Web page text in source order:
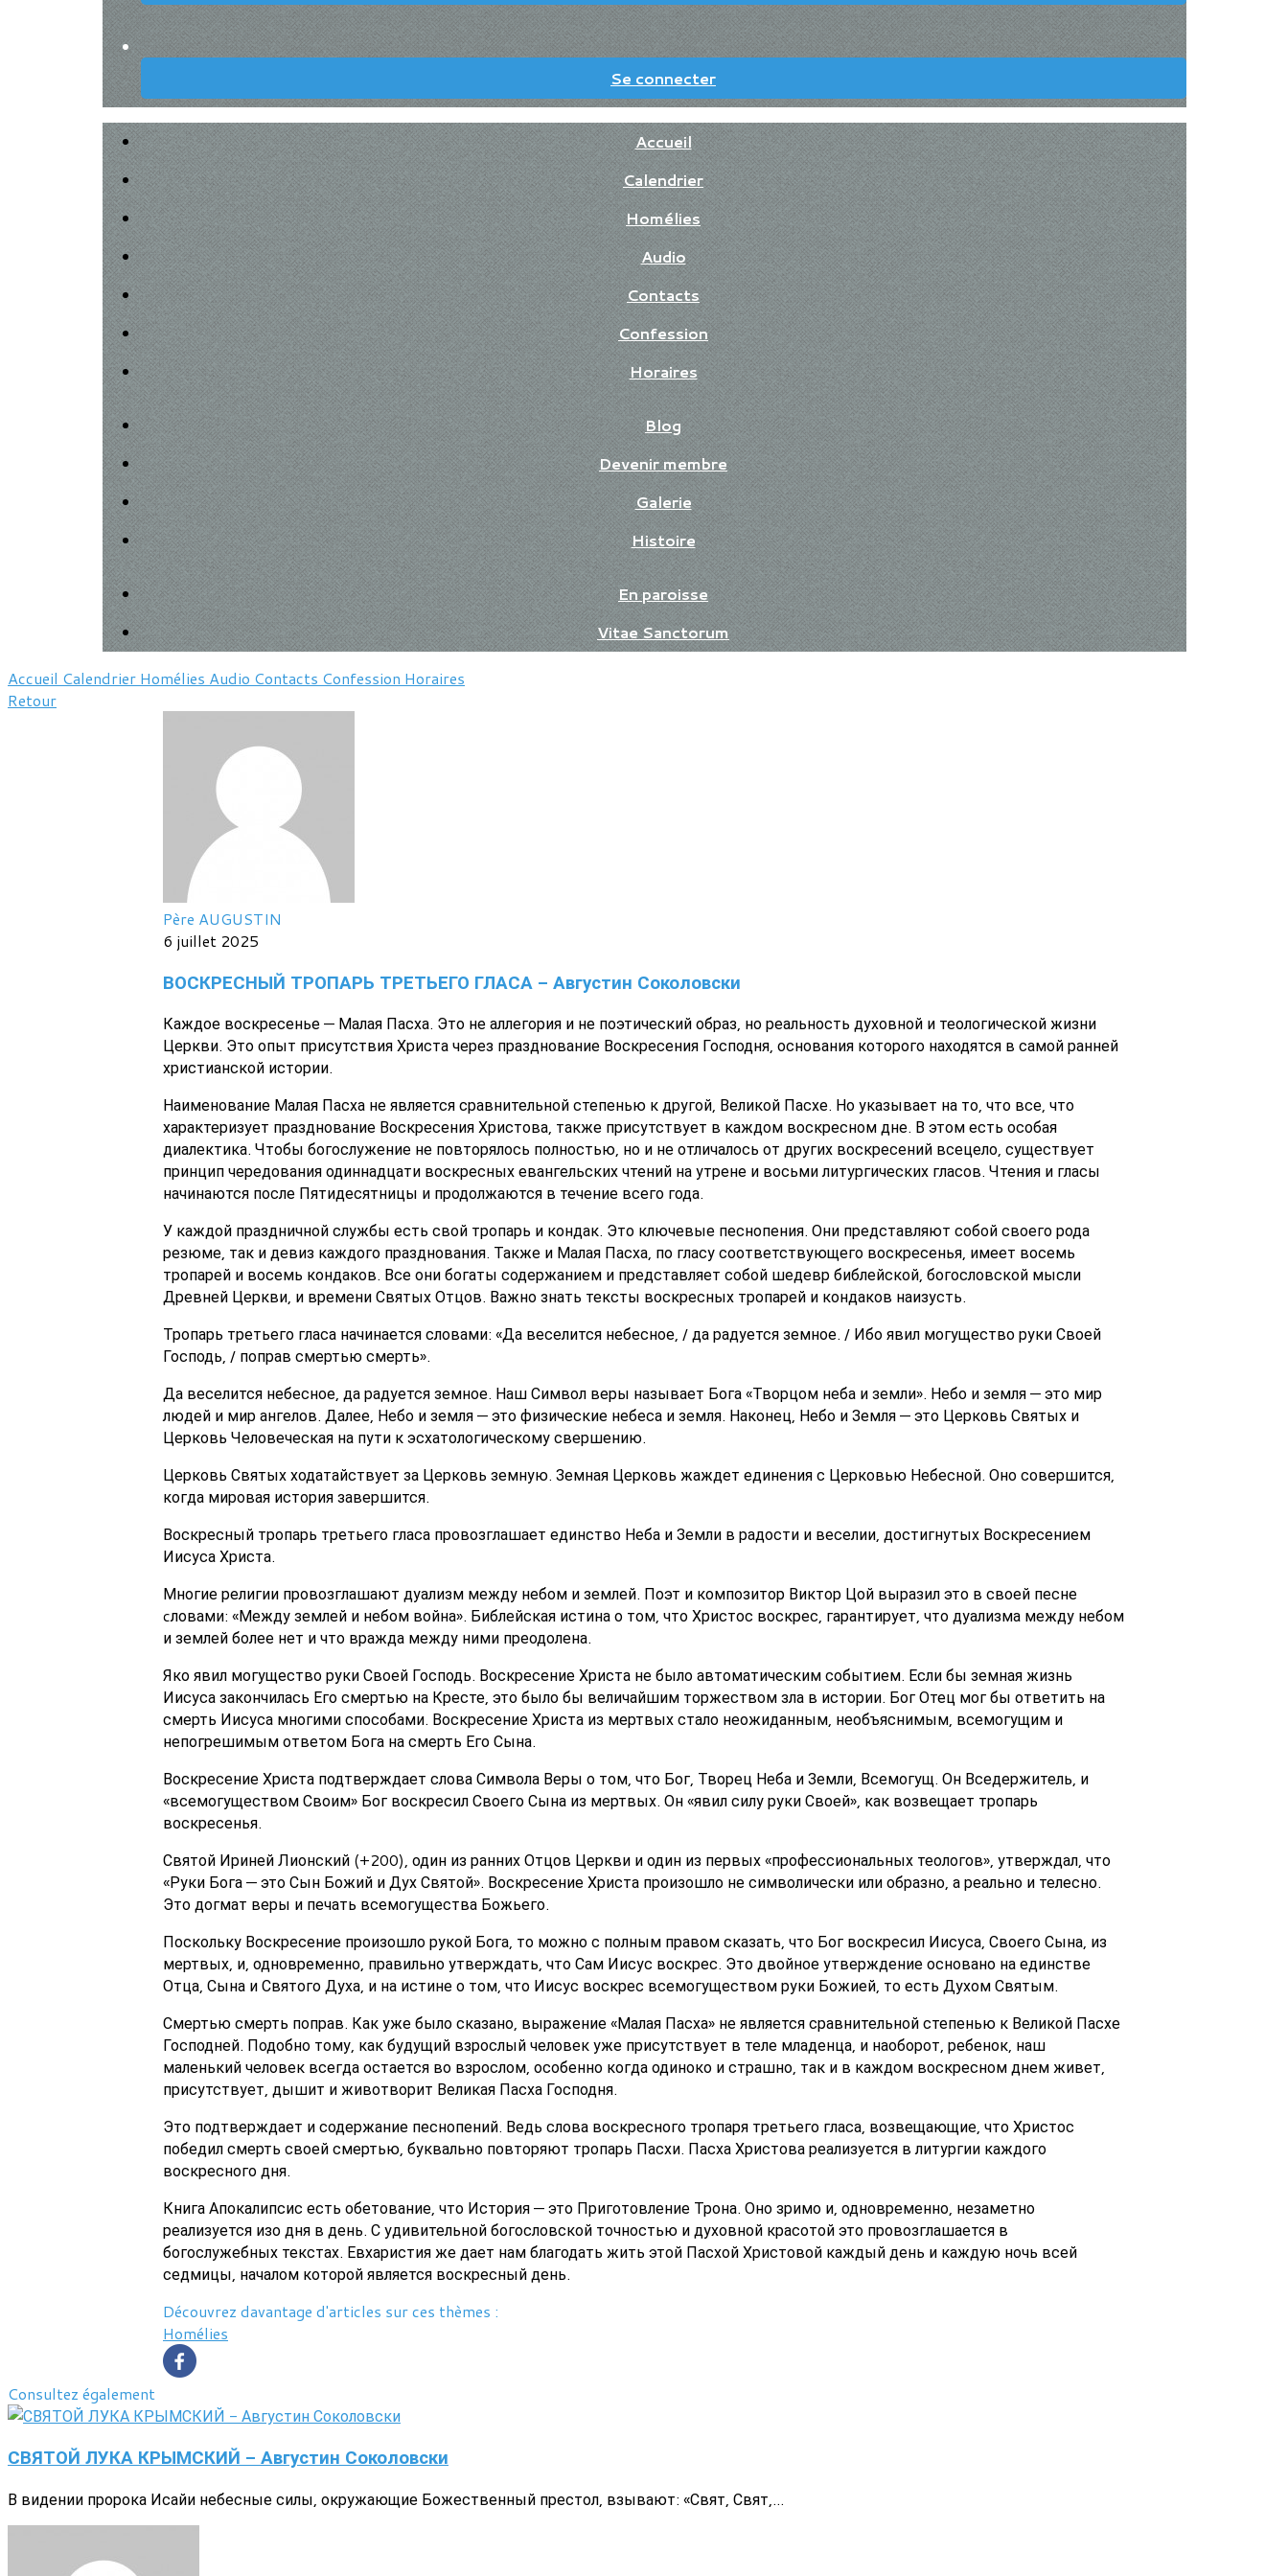
Se connecter
Accueil
Calendrier
Homélies
Audio
Contacts
Confession
Horaires
Blog
Devenir membre
Galerie
Histoire
En paroisse
Vitae Sanctorum
Accueil Calendrier Homélies Audio Contacts Confession Horaires
Retour
Père AUGUSTIN
6 juillet 2025
ВОСКРЕСНЫЙ ТРОПАРЬ ТРЕТЬЕГО ГЛАСА - Августин Соколовски
Каждое воскресенье — Малая Пасха. Это не аллегория и не поэтический образ, но реальность духовной и теологической жизни
Церкви. Это опыт присутствия Христа через празднование Воскресения Господня, основания которого находятся в самой ранней
христианской истории.
Наименование Малая Пасха не является сравнительной степенью к другой, Великой Пасхе. Но указывает на то, что все, что
характеризует празднование Воскресения Христова, также присутствует в каждом воскресном дне. В этом есть особая
диалектика. Чтобы богослужение не повторялось полностью, но и не отличалось от других воскресений всецело, существует
принцип чередования одиннадцати воскресных евангельских чтений на утрене и восьми литургических гласов. Чтения и гласы
начинаются после Пятидесятницы и продолжаются в течение всего года.
У каждой праздничной службы есть свой тропарь и кондак. Это ключевые песнопения. Они представляют собой своего рода
резюме, так и девиз каждого празднования. Также и Малая Пасха, по гласу соответствующего воскресенья, имеет восемь
тропарей и восемь кондаков. Все они богаты содержанием и представляет собой шедевр библейской, богословской мысли
Древней Церкви, и времени Святых Отцов. Важно знать тексты воскресных тропарей и кондаков наизусть.
Тропарь третьего гласа начинается словами: «Да веселится небесное, / да радуется земное. / Ибо явил могущество руки Своей
Господь, / поправ смертью смерть».
Да веселится небесное, да радуется земное. Наш Символ веры называет Бога «Творцом неба и земли». Небо и земля — это мир
людей и мир ангелов. Далее, Небо и земля — это физические небеса и земля. Наконец, Небо и Земля — это Церковь Святых и
Церковь Человеческая на пути к эсхатологическому свершению.
Церковь Святых ходатайствует за Церковь земную. Земная Церковь жаждет единения с Церковью Небесной. Оно совершится,
когда мировая история завершится.
Воскресный тропарь третьего гласа провозглашает единство Неба и Земли в радости и веселии, достигнутых Воскресением
Иисуса Христа.
Многие религии провозглашают дуализм между небом и землей. Поэт и композитор Виктор Цой выразил это в своей песне
cловами: «Между землей и небом война». Библейская истина о том, что Христос воскрес, гарантирует, что дуализма между небом
и землей более нет и что вражда между ними преодолена.
Яко явил могущество руки Своей Господь. Воскресение Христа не было автоматическим событием. Если бы земная жизнь
Иисуса закончилась Его смертью на Кресте, это было бы величайшим торжеством зла в истории. Бог Отец мог бы ответить на
смерть Иисуса многими способами. Воскресение Христа из мертвых стало неожиданным, необъяснимым, всемогущим и
непогрешимым ответом Бога на смерть Его Сына.
Воскресение Христа подтверждает слова Символа Веры о том, что Бог, Творец Неба и Земли, Всемогущ. Он Вседержитель, и
«всемогуществом Своим» Бог воскресил Своего Сына из мертвых. Он «явил силу руки Своей», как возвещает тропарь
воскресенья.
Святой Ириней Лионский (+200), один из ранних Отцов Церкви и один из первых «профессиональных теологов», утверждал, что
«Руки Бога — это Сын Божий и Дух Святой». Воскресение Христа произошло не символически или образно, а реально и телесно.
Это догмат веры и печать всемогущества Божьего.
Поскольку Воскресение произошло рукой Бога, то можно с полным правом сказать, что Бог воскресил Иисуса, Своего Сына, из
мертвых, и, одновременно, правильно утверждать, что Сам Иисус воскрес. Это двойное утверждение основано на единстве
Отца, Сына и Святого Духа, и на истине о том, что Иисус воскрес всемогуществом руки Божией, то есть Духом Святым.
Смертью смерть поправ. Как уже было сказано, выражение «Малая Пасха» не является сравнительной степенью к Великой Пасхе
Господней. Подобно тому, как будущий взрослый человек уже присутствует в теле младенца, и наоборот, ребенок, наш
маленький человек всегда остается во взрослом, особенно когда одиноко и страшно, так и в каждом воскресном днем живет,
присутствует, дышит и животворит Великая Пасха Господня.
Это подтверждает и содержание песнопений. Ведь слова воскресного тропаря третьего гласа, возвещающие, что Христос
победил смерть своей смертью, буквально повторяют тропарь Пасхи. Пасха Христова реализуется в литургии каждого
воскресного дня.
Книга Апокалипсис есть обетование, что История — это Приготовление Трона. Оно зримо и, одновременно, незаметно
реализуется изо дня в день. С удивительной богословской точностью и духовной красотой это провозглашается в
богослужебных текстах. Евхаристия же дает нам благодать жить этой Пасхой Христовой каждый день и каждую ночь всей
седмицы, началом которой является воскресный день.
Découvrez davantage d'articles sur ces thèmes :
Homélies
Consultez également
СВЯТОЙ ЛУКА КРЫМСКИЙ - Августин Соколовски
В видении пророка Исайи небесные силы, окружающие Божественный престол, взывают: «Свят, Свят,...